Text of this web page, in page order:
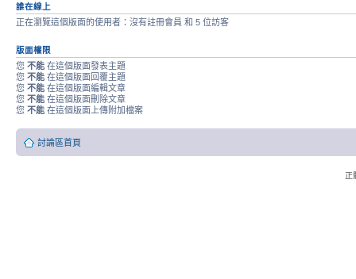
誰在線上
正在瀏覽這個版面的使用者：沒有註冊會員 和 5 位訪客
版面權限
您 不能 在這個版面發表主題
您 不能 在這個版面回覆主題
您 不能 在這個版面編輯文章
您 不能 在這個版面刪除文章
您 不能 在這個版面上傳附加檔案
討論區首頁
正